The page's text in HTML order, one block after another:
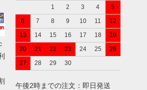
1
2 3 4
5
6
7 8 9 10 11
12
13
14 15 16 17 18
19
20
21 22 23 24 25
26
27
28 29 30
午後2時までの注文：即日発送